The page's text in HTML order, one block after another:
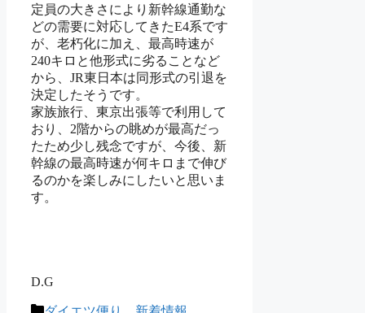
定員の大きさにより新幹線通勤な
どの需要に対応してきたE4系です
が、老朽化に加え、最高時速が
240キロと他形式に劣ることなど
から、JR東日本は同形式の引退を
決定したそうです。
家族旅行、東京出張等で利用して
おり、2階からの眺めが最高だっ
たため少し残念ですが、今後、新
幹線の最高時速が何キロまで伸び
るのかを楽しみにしたいと思いま
す。
D.G
カ